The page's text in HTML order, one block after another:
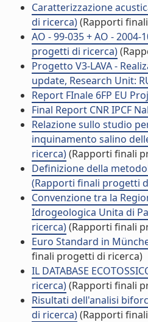
Caratterizzazione
di ricerca)(Rapporti
AO - 99-035 + AO -
progetti di ricerca)
Progetto V3-LAVA -
update, Research Unit:
Report FInale 6FP EU
Final Report CNR IPCF
Relazione sullo studio
inquinamento salino
ricerca)(Rapporti finali
Definizione della
(Rapporti finali progetti
Convenzione tra la
Idrogeologica Unita di
ricerca)(Rapporti finali
Euro Standard in
finali progetti di ricerca)
IL DATABASE
ricerca)(Rapporti finali
Risultati dell'analisi
di ricerca)(Rapporti